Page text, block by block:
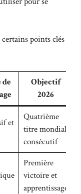
points clés
de
Objectif
2026
et
Quatrième
titre mondial
consécutif
Première
victoire et
apprentissage